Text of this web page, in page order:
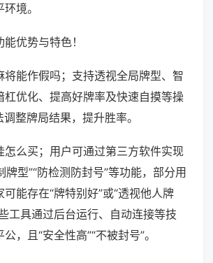
境。
优势与特色！
将能作假吗；支持透视全局牌型、智
杠优化、提高好牌率及快速自摸等操
整牌局结果，提升胜率。
怎么买；用户可通过第三方软件实现
牌型”“防检测防封号”等功能，部分用
能存在“牌特别好”或“透视他人牌
工具通过后台运行、自动连接等技
，且“安全性高”“不被封号”。